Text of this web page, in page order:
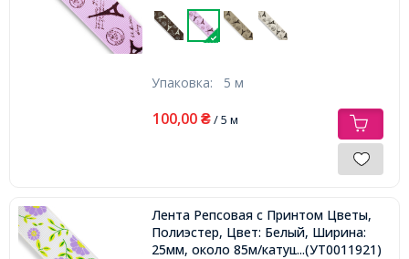
Упаковка: 5 м
100,00 ₴/ 5 м
Лента Репсовая с Принтом Цветы,
Полиэстер, Цвет: Белый, Ширина:
25мм, около 85м/катушка,...(УТ0011921)